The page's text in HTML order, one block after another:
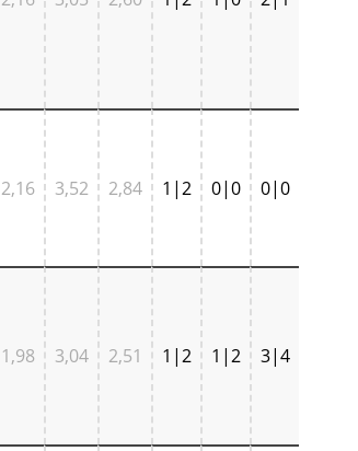
2,16 3,52 2,84 1|2 0|0 0|0
1,98 3,04 2,51 1|2 1|2 3|4